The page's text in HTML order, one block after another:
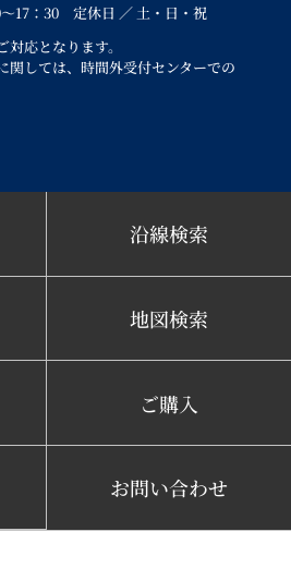
17：30 定休日 ／ 土・日・祝
応となります。
しては、時間外受付センターでの
沿線検索
地図検索
ご購入
お問い合わせ